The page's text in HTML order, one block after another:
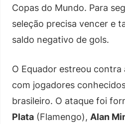
Copas do Mundo. Para
seleção precisa vencer e
saldo negativo de gols.
O Equador estreou
com jogadores
brasileiro. O ataque foi
Plata (Flamengo), Alan